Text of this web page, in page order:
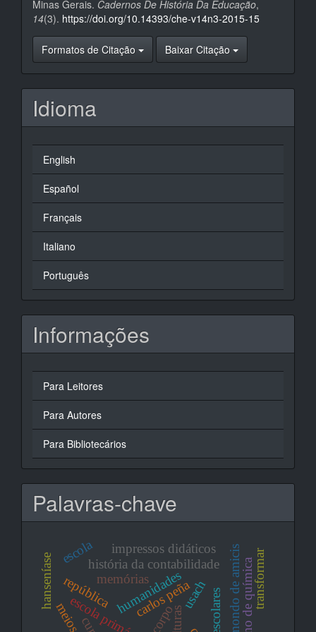
Minas Gerais. Cadernos De História Da Educação,
14(3). https://doi.org/10.14393/che-v14n3-2015-15
Formatos de Citação Baixar Citação
Idioma
English
Español
Français
Italiano
Português
Informações
Para Leitores
Para Autores
Para Bibliotecários
Palavras-chave
memóriascarlos peña
humanidades
história da contabilidade
usach edmondo de amicis
hanseníase
corpo
república
escola impressos didáticos
ensino de químicatransformar